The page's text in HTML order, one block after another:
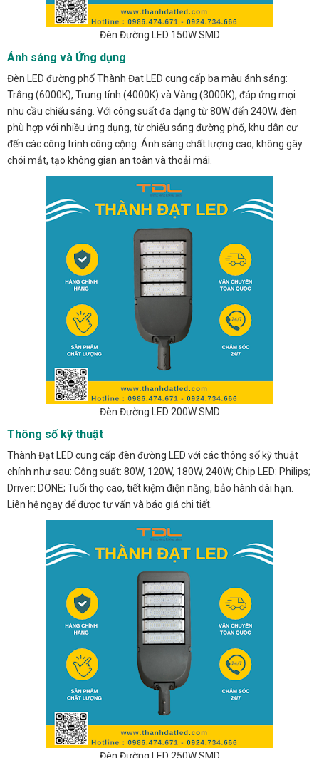
Đèn Đường LED 150W SMD
Ánh sáng và Ứng dụng
Đèn LED đường phố Thành Đạt LED cung cấp ba màu ánh sáng:
Trắng (6000K), Trung tính (4000K) và Vàng (3000K), đáp ứng mọi
nhu cầu chiếu sáng. Với công suất đa dạng từ 80W đến 240W, đèn
phù hợp với nhiều ứng dụng, từ chiếu sáng đường phố, khu dân cư
đến các công trình công cộng. Ánh sáng chất lượng cao, không gây
chói mắt, tạo không gian an toàn và thoải mái.
Đèn Đường LED 200W SMD
Thông số kỹ thuật
Thành Đạt LED cung cấp đèn đường LED với các thông số kỹ thuật
chính như sau: Công suất: 80W, 120W, 180W, 240W; Chip LED: Philips;
Driver: DONE; Tuổi thọ cao, tiết kiệm điện năng, bảo hành dài hạn.
Liên hệ ngay để được tư vấn và báo giá chi tiết.